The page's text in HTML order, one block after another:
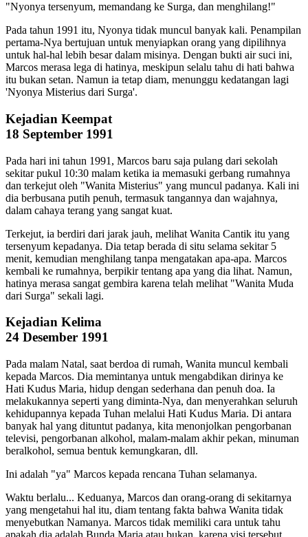
"Nyonya tersenyum, memandang ke Surga, dan menghilang!"
Pada tahun 1991 itu, Nyonya tidak muncul banyak kali. Penampilan
pertama-Nya bertujuan untuk menyiapkan orang yang dipilihnya
untuk hal-hal lebih besar dalam misinya. Dengan bukti air suci ini,
Marcos merasa lega di hatinya, meskipun selalu tahu di hati bahwa
itu bukan setan. Namun ia tetap diam, menunggu kedatangan lagi
'Nyonya Misterius dari Surga'.
Kejadian Keempat
18 September 1991
Pada hari ini tahun 1991, Marcos baru saja pulang dari sekolah
sekitar pukul 10:30 malam ketika ia memasuki gerbang rumahnya
dan terkejut oleh "Wanita Misterius" yang muncul padanya. Kali ini
dia berbusana putih penuh, termasuk tangannya dan wajahnya,
dalam cahaya terang yang sangat kuat.
Terkejut, ia berdiri dari jarak jauh, melihat Wanita Cantik itu yang
tersenyum kepadanya. Dia tetap berada di situ selama sekitar 5
menit, kemudian menghilang tanpa mengatakan apa-apa. Marcos
kembali ke rumahnya, berpikir tentang apa yang dia lihat. Namun,
hatinya merasa sangat gembira karena telah melihat "Wanita Muda
dari Surga" sekali lagi.
Kejadian Kelima
24 Desember 1991
Pada malam Natal, saat berdoa di rumah, Wanita muncul kembali
kepada Marcos. Dia memintanya untuk mengabdikan dirinya ke
Hati Kudus Maria, hidup dengan sederhana dan penuh doa. Ia
melakukannya seperti yang diminta-Nya, dan menyerahkan seluruh
kehidupannya kepada Tuhan melalui Hati Kudus Maria. Di antara
banyak hal yang dituntut padanya, kita menonjolkan pengorbanan
televisi, pengorbanan alkohol, malam-malam akhir pekan, minuman
beralkohol, semua bentuk kemungkaran, dll.
Ini adalah "ya" Marcos kepada rencana Tuhan selamanya.
Waktu berlalu... Keduanya, Marcos dan orang-orang di sekitarnya
yang mengetahui hal itu, diam tentang fakta bahwa Wanita tidak
menyebutkan Namanya. Marcos tidak memiliki cara untuk tahu